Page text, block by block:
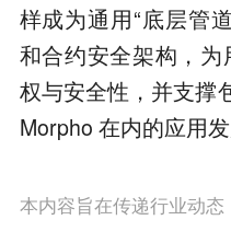
样成为通用“底层管
和合约安全架构，
权与安全性，并支撑
Morpho 在内的应用发
本内容旨在传递行业动态